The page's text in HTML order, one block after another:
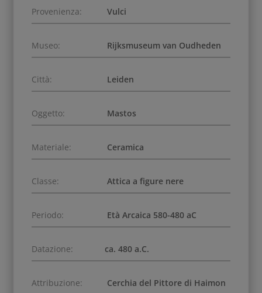
Provenienza: Vulci
Museo: Rijksmuseum van Oudheden
Città: Leiden
Oggetto: Mastos
Materiale: Ceramica
Classe: Attica a figure nere
Periodo: Età Arcaica 580-480 aC
Datazione: ca. 480 a.C.
Attribuzione: Cerchia del Pittore di Haimon